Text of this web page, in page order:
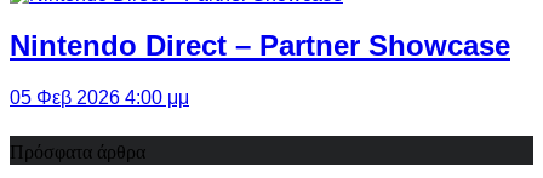
Nintendo Direct – Partner Showcase
05 Φεβ 2026 4:00 μμ
Πρόσφατα άρθρα